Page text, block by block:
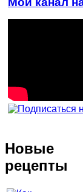
Новые
рецепты